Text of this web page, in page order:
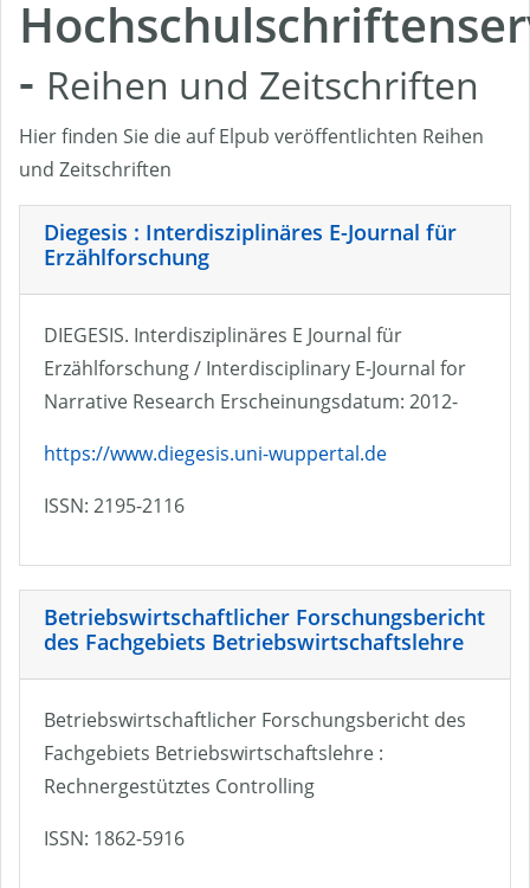
- Reihen und Zeitschriften
Hier finden Sie die auf Elpub veröffentlichten Reihen
und Zeitschriften
Diegesis : Interdisziplinäres E-Journal für
Erzählforschung
DIEGESIS. Interdisziplinäres E Journal für
Erzählforschung / Interdisciplinary E-Journal for
Narrative Research Erscheinungsdatum: 2012-
https://www.diegesis.uni-wuppertal.de
ISSN: 2195-2116
Betriebswirtschaftlicher Forschungsbericht
des Fachgebiets Betriebswirtschaftslehre
Betriebswirtschaftlicher Forschungsbericht des
Fachgebiets Betriebswirtschaftslehre :
Rechnergestütztes Controlling
ISSN: 1862-5916